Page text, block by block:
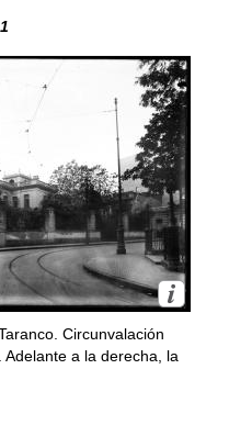
1
Circunvalación
a la derecha, la